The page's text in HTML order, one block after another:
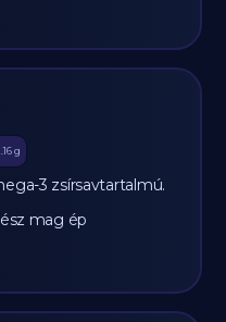
g
3 zsírsavtartalmú.
mag ép